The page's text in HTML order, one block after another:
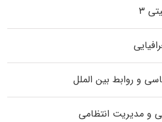
۳
و روابط بین الملل
و مدیریت انتظامی